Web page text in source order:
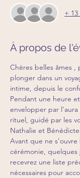
+
À propos de
Chères belles âmes ,
plonger dans un
intime, depuis le
Pendant une heure
envelopper par
rituel, guidé par les
Nathalie et
Avant que ne
cérémonie, quelques
recevrez une liste
nécessaires pour